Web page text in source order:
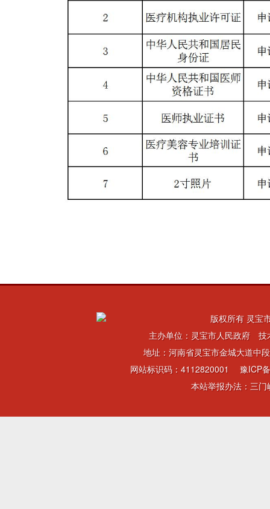
版权所有 灵宝
主办单位：灵宝市人民政府 技
地址：河南省灵宝市金城大道
网站标识码：4112820001 豫ICP
本站举报办法：三